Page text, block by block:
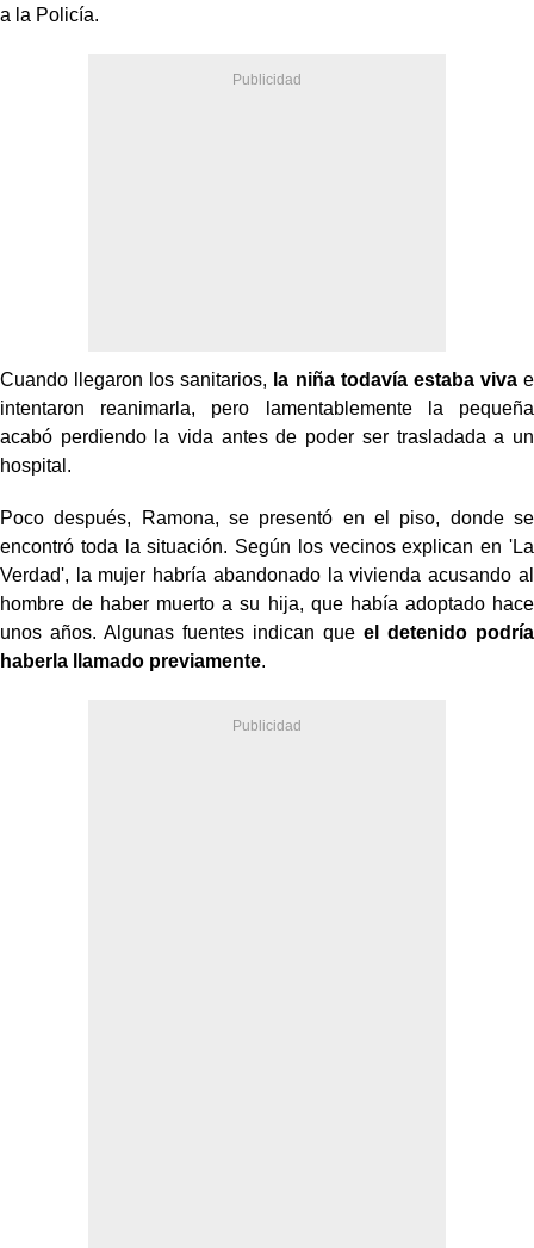
a la Policía.
Cuando llegaron los sanitarios, la niña todavía estaba vivae
intentaron reanimarla, pero lamentablemente la pequeña
acabó perdiendo la vida antes de poder ser trasladada a un
hospital.
Poco después, Ramona, se presentó en el piso, donde se
encontró toda la situación. Según los vecinos explican en 'La
Verdad', la mujer habría abandonado la vivienda acusando al
hombre de haber muerto a su hija, que había adoptado hace
unos años. Algunas fuentes indican que el detenido podría
haberla llamado previamente.